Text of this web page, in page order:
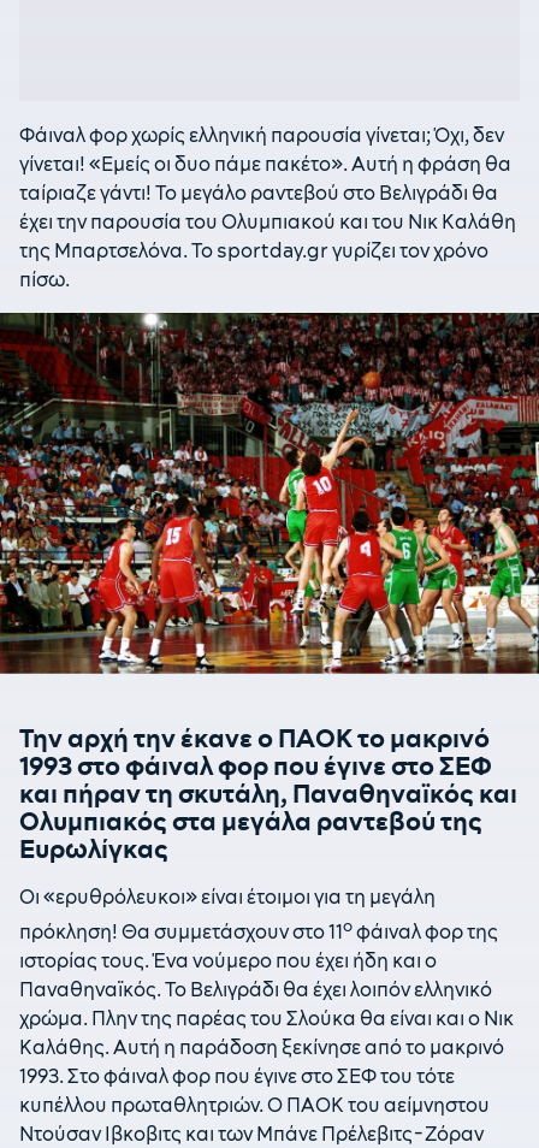
Φάιναλ φορ χωρίς ελληνική παρουσία γίνεται; Όχι, δεν
γίνεται! «Εμείς οι δυο πάμε πακέτο». Αυτή η φράση θα
ταίριαζε γάντι! Το μεγάλο ραντεβού στο Βελιγράδι θα
έχει την παρουσία του Ολυμπιακού και του Νικ Καλάθη
της Μπαρτσελόνα. Το sportday.gr γυρίζει τον χρόνο
πίσω.
Την αρχή την έκανε ο ΠΑΟΚ το μακρινό
1993 στο φάιναλ φορ που έγινε στο ΣΕΦ
και πήραν τη σκυτάλη, Παναθηναϊκός και
Ολυμπιακός στα μεγάλα ραντεβού της
Ευρωλίγκας
Οι «ερυθρόλευκοι» είναι έτοιμοι για τη μεγάλη
πρόκληση! Θα συμμετάσχουν στο 11οφάιναλ φορ της
ιστορίας τους. Ένα νούμερο που έχει ήδη και ο
Παναθηναϊκός. Το Βελιγράδι θα έχει λοιπόν ελληνικό
χρώμα. Πλην της παρέας του Σλούκα θα είναι και ο Νικ
Καλάθης. Αυτή η παράδοση ξεκίνησε από το μακρινό
1993. Στο φάιναλ φορ που έγινε στο ΣΕΦ του τότε
κυπέλλου πρωταθλητριών. Ο ΠΑΟΚ του αείμνηστου
Ντούσαν Ιβκοβιτς και των Μπάνε Πρέλεβιτς-Ζόραν